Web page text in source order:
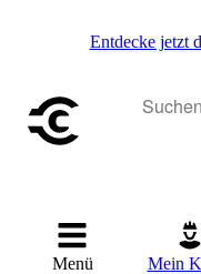
Entdecke jetzt
Menü Mein
Startseite
/
Handwerkzeug